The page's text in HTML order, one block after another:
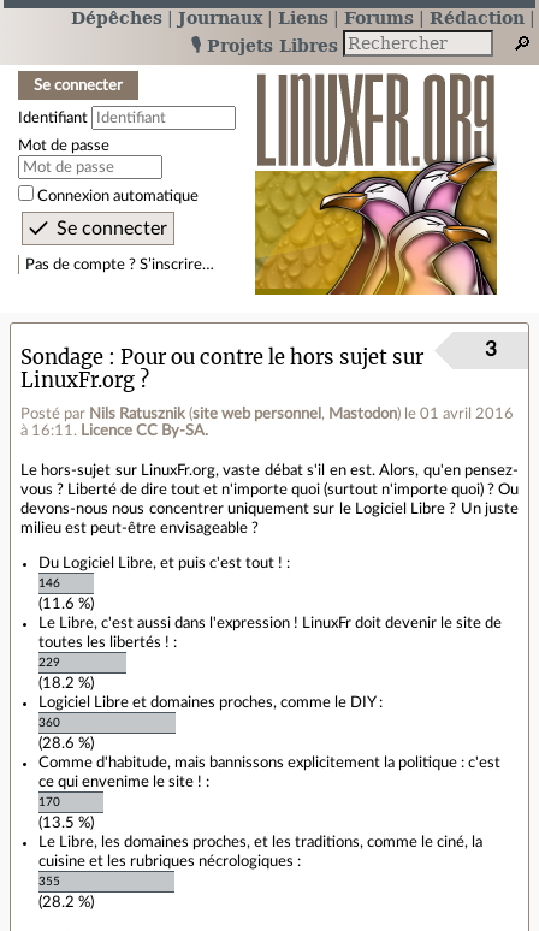
Dépêches Journaux Liens Forums
Rédaction
🎙️ Projets Libres
Se connecter
Identifiant
Mot de passe
Connexion automatique
Pas de compte ? S’inscrire…
Sondage
Pour ou contre le hors sujet sur
LinuxFr.org ?
Posté par Nils Ratusznik (site web personnel , Mastodon) le 01 avril 2016
à 16:11 . Licence CC By‑SA.
3
Le hors-sujet sur LinuxFr.org, vaste débat s'il en est. Alors, qu'en pensez-
vous ? Liberté de dire tout et n'importe quoi (surtout n'importe quoi) ? Ou
devons-nous nous concentrer uniquement sur le Logiciel Libre ? Un juste
milieu est peut-être envisageable ?
Du Logiciel Libre, et puis c'est tout ! :
146
(11.6 %)
Le Libre, c'est aussi dans l'expression ! LinuxFr doit devenir le site de
toutes les libertés ! :
229
(18.2 %)
Logiciel Libre et domaines proches, comme le DIY :
360
(28.6 %)
Comme d'habitude, mais bannissons explicitement la politique : c'est
ce qui envenime le site ! :
170
(13.5 %)
Le Libre, les domaines proches, et les traditions, comme le ciné, la
cuisine et les rubriques nécrologiques :
355
(28.2 %)